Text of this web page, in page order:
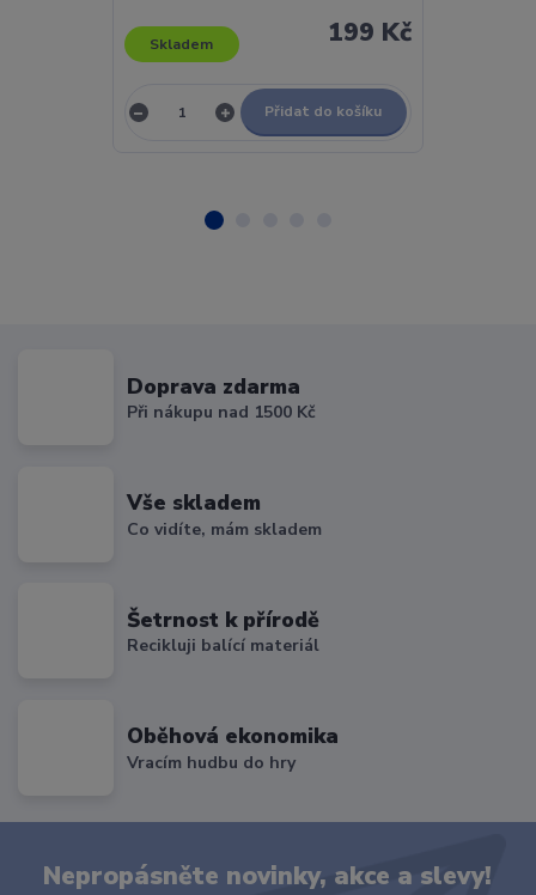
199 Kč
Skladem
Přidat do košíku
Doprava zdarma
Při nákupu nad 1500 Kč
Vše skladem
Co vidíte, mám skladem
Šetrnost k přírodě
Recikluji balící materiál
Oběhová ekonomika
Vracím hudbu do hry
Nepropásněte novinky, akce a slevy!